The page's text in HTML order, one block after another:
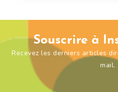
Souscrire à
Recevez les derniers articles
mail.